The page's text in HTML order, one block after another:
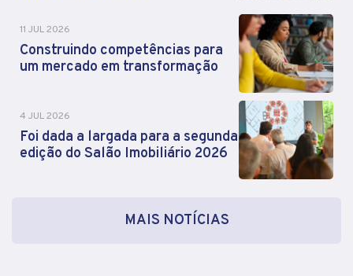
11 JUL 2026
Construindo competências para
um mercado em transformação
4 JUL 2026
Foi dada a largada para a segunda
edição do Salão Imobiliário 2026
MAIS NOTÍCIAS